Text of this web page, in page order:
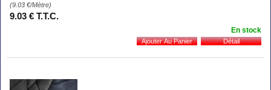
(9.03 €/Mètre)
9.03 € T.T.C.
En stock